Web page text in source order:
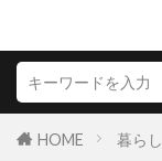
HOME 暮らし